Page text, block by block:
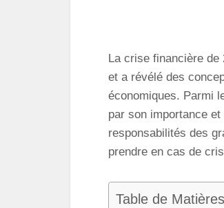
La crise financière de
et a révélé des
économiques. Parmi
par son importance
responsabilités des
prendre en cas de
Table de Matières